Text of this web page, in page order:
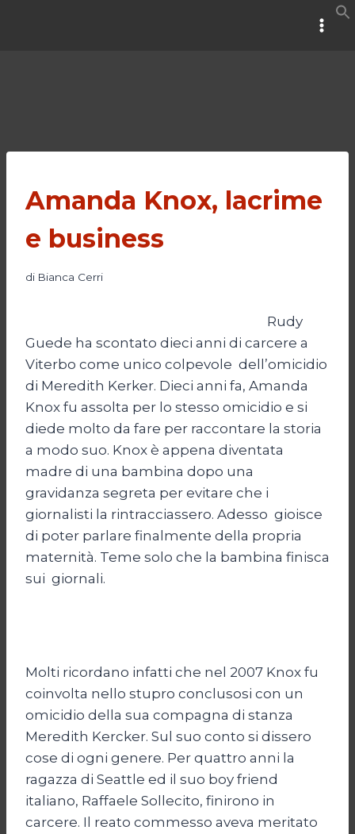
Amanda Knox, lacrime
e business
di Bianca Cerri
Rudy
Guede ha scontato dieci anni di carcere a
Viterbo come unico colpevole dell’omicidio
di Meredith Kerker. Dieci anni fa, Amanda
Knox fu assolta per lo stesso omicidio e si
diede molto da fare per raccontare la storia
a modo suo. Knox è appena diventata
madre di una bambina dopo una
gravidanza segreta per evitare che i
giornalisti la rintracciassero. Adesso gioisce
di poter parlare finalmente della propria
maternità. Teme solo che la bambina finisca
sui giornali.
Molti ricordano infatti che nel 2007 Knox fu
coinvolta nello stupro conclusosi con un
omicidio della sua compagna di stanza
Meredith Kercker. Sul suo conto si dissero
cose di ogni genere. Per quattro anni la
ragazza di Seattle ed il suo boy friend
italiano, Raffaele Sollecito, finirono in
carcere. Il reato commesso aveva meritato